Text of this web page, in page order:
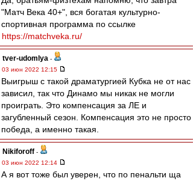
"Матч Века 40+", вся богатая культурно-
спортивная программа по ссылке
https://matchveka.ru/
tver-udomlya -
03 июн 2022 12:15
Выигрыш с такой драматургией Кубка не от нас
зависил, так что Динамо мы никак не могли
проиграть. Это компенсация за ЛЕ и
загубленный сезон. Компенсация это не просто
победа, а именно такая.
Nikiforoff -
03 июн 2022 12:14
А я вот тоже был уверен, что по пенальти ща